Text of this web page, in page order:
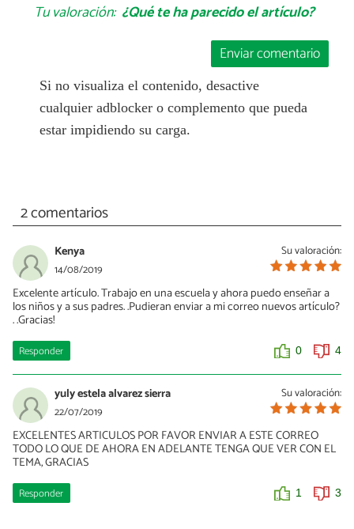
Tu valoración: ¿Qué te ha parecido el artículo?
Enviar comentario
Si no visualiza el contenido, desactive
cualquier adblocker o complemento que pueda
estar impidiendo su carga.
2 comentarios
Su valoración:
Kenya
14/08/2019
Excelente artículo. Trabajo en una escuela y ahora puedo enseñar a
los niños y a sus padres. .Pudieran enviar a mi correo nuevos artículo?
. .Gracias!
Responder 0 4
Su valoración:
yuly estela alvarez sierra
22/07/2019
EXCELENTES ARTICULOS POR FAVOR ENVIAR A ESTE CORREO
TODO LO QUE DE AHORA EN ADELANTE TENGA QUE VER CON EL
TEMA, GRACIAS
Responder 1 3